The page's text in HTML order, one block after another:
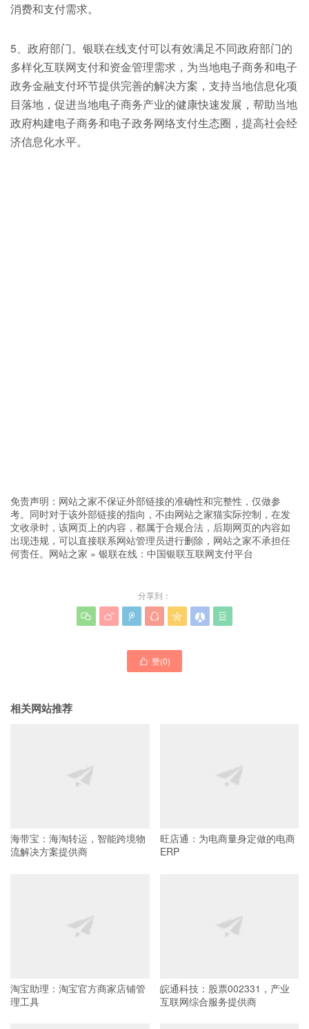
消费和支付需求。
5、政府部门。银联在线支付可以有效满足不同政府部门的
多样化互联网支付和资金管理需求，为当地电子商务和电子
政务金融支付环节提供完善的解决方案，支持当地信息化项
目落地，促进当地电子商务产业的健康快速发展，帮助当地
政府构建电子商务和电子政务网络支付生态圈，提高社会经
济信息化水平。
免责声明：网站之家不保证外部链接的准确性和完整性，仅做参
考。同时对于该外部链接的指向，不由网站之家猫实际控制，在发
文收录时，该网页上的内容，都属于合规合法，后期网页的内容如
出现违规，可以直接联系网站管理员进行删除，网站之家不承担任
何责任。 网站之家 » 银联在线：中国银联互联网支付平台
分享到：
      
 赞(0)
相关网站推荐
海带宝：海淘转运，智能跨境物
流解决方案提供商
旺店通：为电商量身定做的电商
ERP
淘宝助理：淘宝官方商家店铺管
理工具
皖通科技：股票002331，产业
互联网综合服务提供商